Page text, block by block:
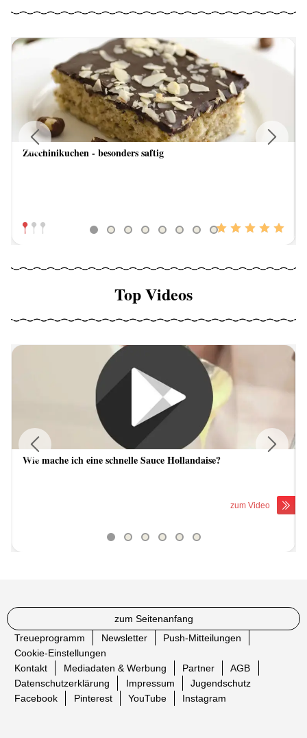
Zucchinikuchen - besonders saftig
Previous
Top Videos
Wie mache ich eine schnelle Sauce Hollandaise?
zum Video
Previous
zum Seitenanfang
Treueprogramm
Newsletter
Push-Mitteilungen
Cookie-Einstellungen
Kontakt
Mediadaten & Werbung Partner
AGB
Datenschutzerklärung
Impressum
Jugendschutz
Facebook
Pinterest YouTube Instagram